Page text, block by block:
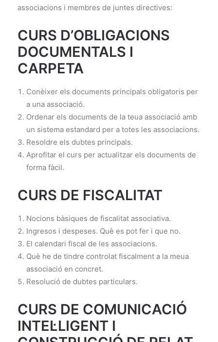
associacions i membres de juntes directives:
CURS D’OBLIGACIONS
DOCUMENTALS I
CARPETA
Conèixer els documents principals obligatoris per
a una associació.
Ordenar els documents de la teua associació amb
un sistema estandard per a totes les associacions.
Resoldre els dubtes principals.
Aprofitar el curs per actualitzar els documents de
forma fàcil.
CURS DE FISCALITAT
Nocions bàsiques de fiscalitat associativa.
Ingresos i despeses. Què es pot fer i que no.
El calendari fiscal de les associacions.
Què he de tindre controlat fiscalment a la meua
associació en concret.
Resolució de dubtes particulars.
CURS DE COMUNICACIÓ
INTEL·LIGENT I